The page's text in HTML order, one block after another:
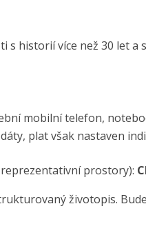
s historií více než 30 let a
mobilní telefon,
plat však nastaven
prostory):
životopis.